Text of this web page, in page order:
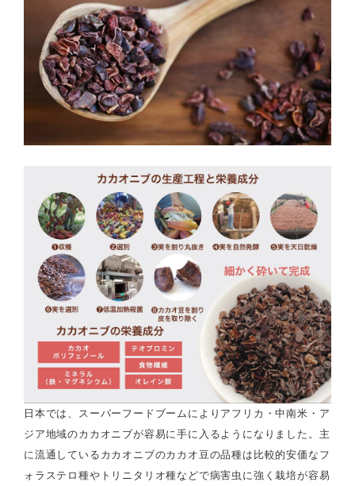
日本では、スーパーフードブームによりアフリカ・中南米・ア
ジア地域のカカオニブが容易に手に入るようになりました。主
に流通しているカカオニブのカカオ豆の品種は比較的安価なフ
ォラステロ種やトリニタリオ種などで病害虫に強く栽培が容易